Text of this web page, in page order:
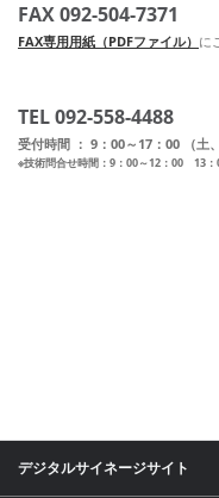
FAX 092-504-7371
FAX専用用紙（PDFファイル） に
TEL 092-558-4488
受付時間 ： 9：00～17：00 （土
※技術問合せ時間：9：00～12：00 13：
デジタルサイネージサイト